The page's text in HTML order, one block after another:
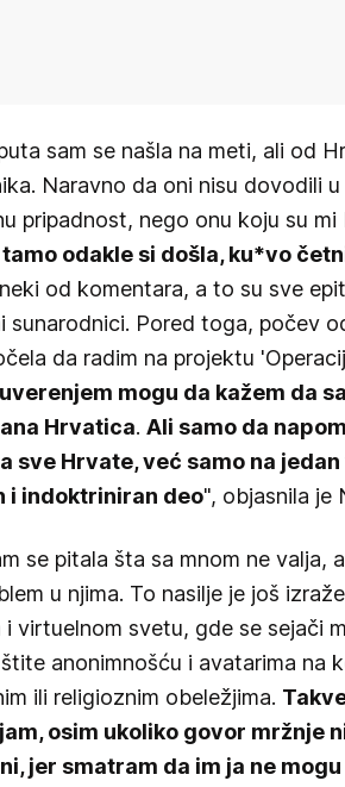
sam se našla na meti, ali od
Naravno da oni nisu dovodili
pripadnost, nego onu koju su mi
odakle si došla, ku*vo
od komentara, a to su sve
sunarodnici. Pored toga, počev
da radim na projektu
mogu da kažem da
Hrvatica. Ali samo da
sve Hrvate, već samo na
i indoktriniran deo", objasnila je
se pitala šta sa mnom ne valja,
u njima. To nasilje je još
i virtuelnom svetu, gde se sejači
anonimnošću i avatarima na
ili religioznim obeležjima.
osim ukoliko govor mržnje
jer smatram da im ja ne